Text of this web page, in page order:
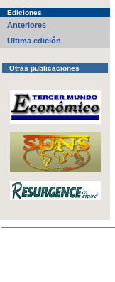
Ediciones
Anteriores
Ultima edición
Otras publicaciones